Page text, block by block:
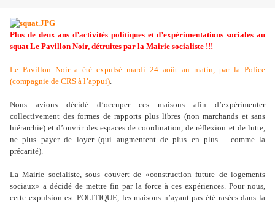
Plus de deux ans d’activités politiques et d’expérimentations sociales au
squat Le Pavillon Noir, détruites par la Mairie socialiste !!!
Le Pavillon Noir a été expulsé mardi 24 août au matin, par la Police
(compagnie de CRS à l’appui).
Nous avions décidé d’occuper ces maisons afin d’expérimenter
collectivement des formes de rapports plus libres (non marchands et sans
hiérarchie) et d’ouvrir des espaces de coordination, de réflexion et de lutte,
ne plus payer de loyer (qui augmentent de plus en plus… comme la
précarité).
La Mairie socialiste, sous couvert de «construction future de logements
sociaux» a décidé de mettre fin par la force à ces expériences. Pour nous,
cette expulsion est POLITIQUE, les maisons n’ayant pas été rasées dans la